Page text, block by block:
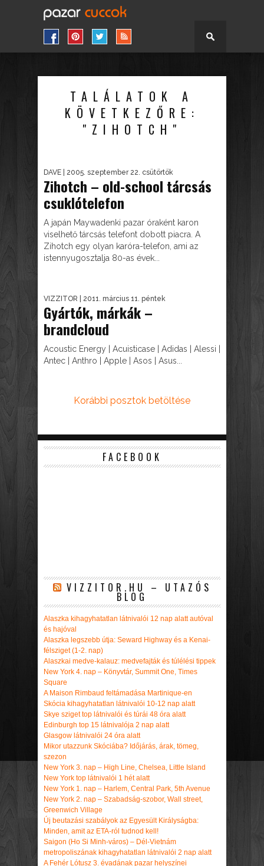
TALÁLATOK A
KÖVETKEZŐRE:
"ZIHOTCH"
DAVE | 2005. szeptember 22. csütörtök
Zihotch – old-school tárcsás
csuklótelefon
A japán Maywadenki pazar óraként karon
viselhető tárcsás telefont dobott piacra. A
Zihotch egy olyan karóra-telefon, ami az
istennyugosztalja 80-as évek...
VIZZITOR | 2011. március 11. péntek
Gyártók, márkák –
brandcloud
Acoustic Energy | Acuisticase | Adidas | Alessi |
Antec | Anthro | Apple | Asos | Asus...
Korábbi posztok betöltése
FACEBOOK
VIZZITOR.HU – UTAZÓS
BLOG
Alaszka kihagyhatatlan látnivalói 12 nap alatt autóval
és hajóval
Alaszka legszebb útja: Seward Highway és a Kenai-
félsziget (1-2. nap)
Alaszkai medve-kalauz: medvefajták és túlélési tippek
New York 4. nap – Könyvtár, Summit One, Times
Square
A Maison Rimbaud feltámadása Martinique-en
Skócia kihagyhatatlan látnivalói 10-12 nap alatt
Skye sziget top látnivalói és túrái 48 óra alatt
Edinburgh top 15 látnivalója 2 nap alatt
Glasgow látnivalói 24 óra alatt
Mikor utazzunk Skóciába? Időjárás, árak, tömeg,
szezon
New York 3. nap – High Line, Chelsea, Little Island
New York top látnivalói 1 hét alatt
New York 1. nap – Harlem, Central Park, 5th Avenue
New York 2. nap – Szabadság-szobor, Wall street,
Greenwich Village
Új beutazási szabályok az Egyesült Királyságba:
Minden, amit az ETA-ról tudnod kell!
Saigon (Ho Si Minh-város) – Dél-Vietnám
metropoliszának kihagyhatatlan látnivalói 2 nap alatt
A Fehér Lótusz 3. évadának pazar helyszínei